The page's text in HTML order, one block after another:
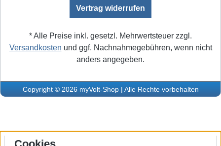
Vertrag widerrufen
* Alle Preise inkl. gesetzl. Mehrwertsteuer zzgl.
Versandkosten und ggf. Nachnahmegebühren, wenn nicht
anders angegeben.
Copyright © 2026 myVolt-Shop | Alle Rechte vorbehalten